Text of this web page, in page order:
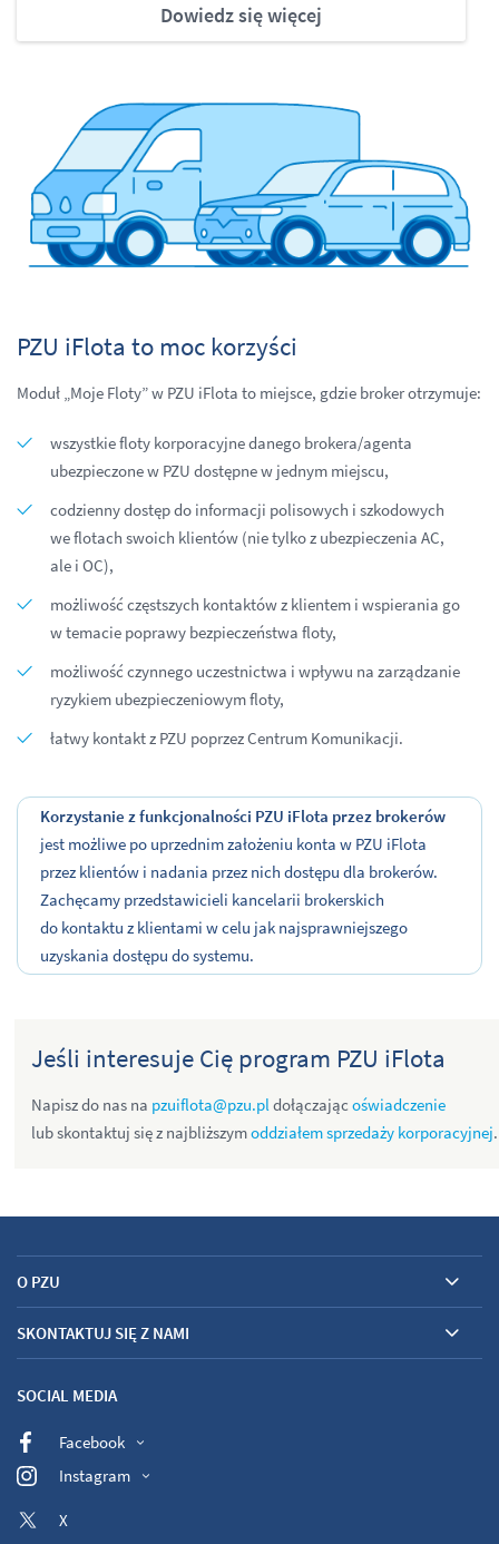
Dowiedz się więcej
PZU iFlota to moc korzyści
Moduł „Moje Floty” w PZU iFlota to miejsce, gdzie broker otrzymuje:
wszystkie floty korporacyjne danego brokera/agenta
ubezpieczone w PZU dostępne w jednym miejscu,
codzienny dostęp do informacji polisowych i szkodowych
we flotach swoich klientów (nie tylko z ubezpieczenia AC,
ale i OC),
możliwość częstszych kontaktów z klientem i wspierania go
w temacie poprawy bezpieczeństwa floty,
możliwość czynnego uczestnictwa i wpływu na zarządzanie
ryzykiem ubezpieczeniowym floty,
łatwy kontakt z PZU poprzez Centrum Komunikacji.
Korzystanie z funkcjonalności PZU iFlota przez brokerów
jest możliwe po uprzednim założeniu konta w PZU iFlota
przez klientów i nadania przez nich dostępu dla brokerów.
Zachęcamy przedstawicieli kancelarii brokerskich
do kontaktu z klientami w celu jak najsprawniejszego
uzyskania dostępu do systemu.
Jeśli interesuje Cię program PZU iFlota
Napisz do nas na pzuiflota@pzu.pldołączając oświadczenie
lub skontaktuj się z najbliższymoddziałem sprzedaży korporacyjnej.
O PZU
SKONTAKTUJ SIĘ Z NAMI
SOCIAL MEDIA
Facebook
Instagram
X